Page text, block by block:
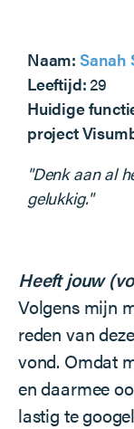
Naam: Sanah
Leeftijd:29
Huidige
project
"Denk aan al
gelukkig."
Heeft jouw
Volgens mijn
reden van
vond. Omdat
en daarmee
lastig te